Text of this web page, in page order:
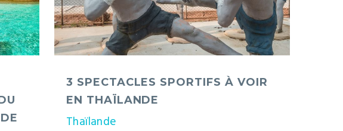
Thaïlande
3 SPECTACLES SPORTIFS À VOIR
EN THAÏLANDE
Thaïlande